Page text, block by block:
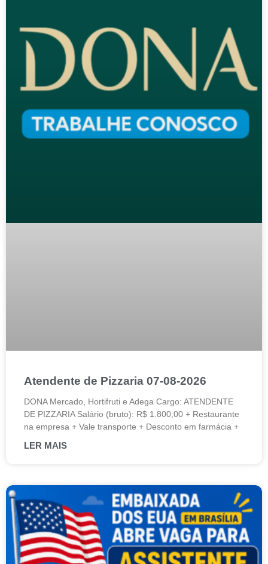
Atendente de Pizzaria 07-08-2026
DONA Mercado, Hortifruti e Adega Cargo: ATENDENTE
DE PIZZARIA Salário (bruto): R$ 1.800,00 + Restaurante
na empresa + Vale transporte + Desconto em farmácia +
LER MAIS